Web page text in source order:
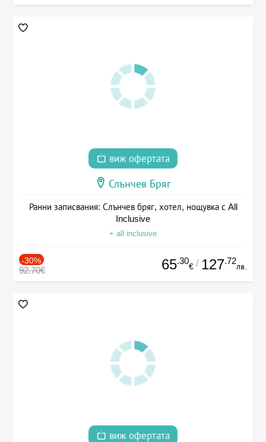
виж офертата
Слънчев Бряг
Ранни записвания: Слънчев бряг, хотел, нощувка с All
Inclusive
+ all inclusive
-30%
92.70€ 65.30
€ / 127.72
лв.
виж офертата